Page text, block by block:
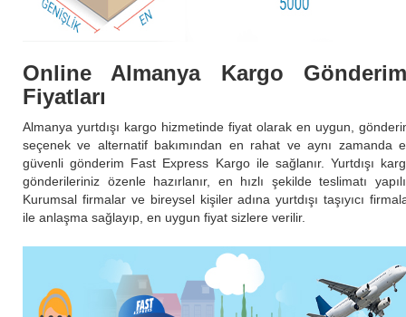
Online Almanya Kargo
Fiyatları
Almanya yurtdışı kargo hizmetinde fiyat olarak en uygun,
seçenek ve alternatif bakımından en rahat ve aynı zamanda
güvenli gönderim Fast Express Kargo ile sağlanır. Yurtdışı
gönderileriniz özenle hazırlanır, en hızlı şekilde teslimatı
Kurumsal firmalar ve bireysel kişiler adına yurtdışı taşıyıcı
ile anlaşma sağlayıp, en uygun fiyat sizlere verilir.